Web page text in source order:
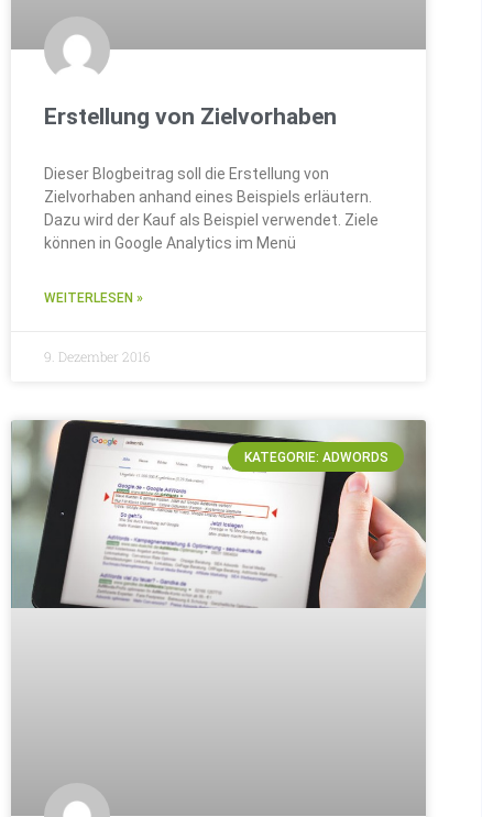
Erstellung von Zielvorhaben
Dieser Blogbeitrag soll die Erstellung von
Zielvorhaben anhand eines Beispiels erläutern.
Dazu wird der Kauf als Beispiel verwendet. Ziele
können in Google Analytics im Menü
WEITERLESEN »
9. Dezember 2016
KATEGORIE: ADWORDS